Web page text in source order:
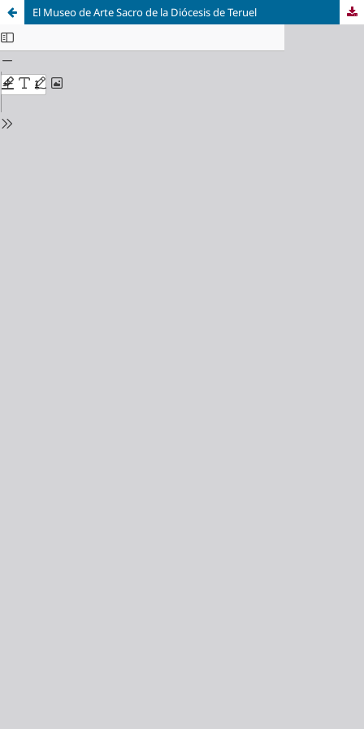
El Museo de Arte Sacro de la Diócesis de Teruel